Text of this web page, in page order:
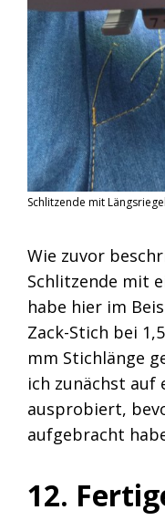
Schlitzende mit
Wie zuvor
Schlitzende mit
habe hier im
Zack-Stich bei
mm Stichlänge
ich zunächst auf
ausprobiert,
aufgebracht
12.